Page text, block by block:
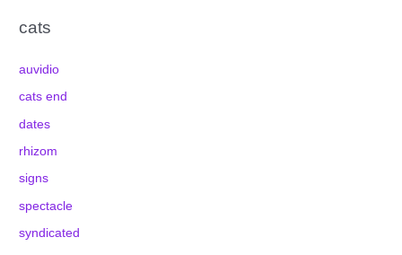
cats
auvidio
cats end
dates
rhizom
signs
spectacle
syndicated